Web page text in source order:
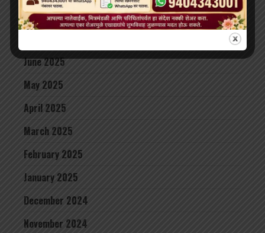
August 2025
June 2025
May 2025
April 2025
March 2025
February 2025
January 2025
December 2024
November 2024